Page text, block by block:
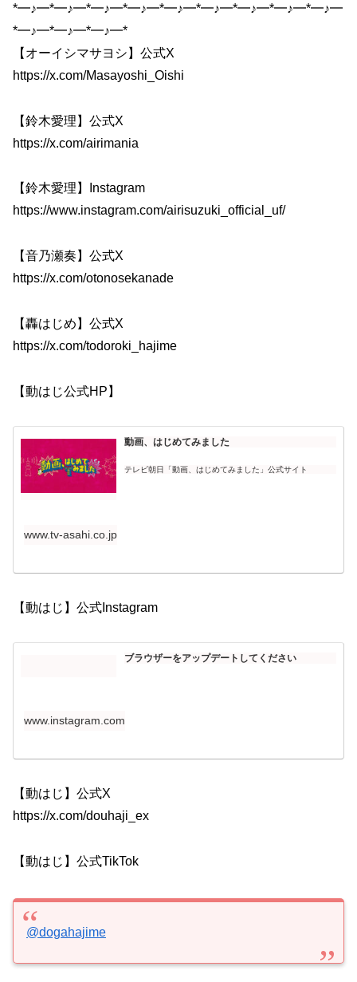
*━♪━*━♪━*━♪━*━♪━*━♪━*━♪━*━♪━*━♪━*━♪━
*━♪━*━♪━*━♪━*
【オーイシマサヨシ】公式X
https://x.com/Masayoshi_Oishi
【鈴木愛理】公式X
https://x.com/airimania
【鈴木愛理】Instagram
https://www.instagram.com/airisuzuki_official_uf/
【音乃瀬奏】公式X
https://x.com/otonosekanade
【轟はじめ】公式X
https://x.com/todoroki_hajime
【動はじ公式HP】
動画、はじめてみました
テレビ朝日「動画、はじめてみました」公式サイト
www.tv-asahi.co.jp
【動はじ】公式Instagram
ブラウザーをアップデートしてください
www.instagram.com
【動はじ】公式X
https://x.com/douhaji_ex
【動はじ】公式TikTok
@dogahajime